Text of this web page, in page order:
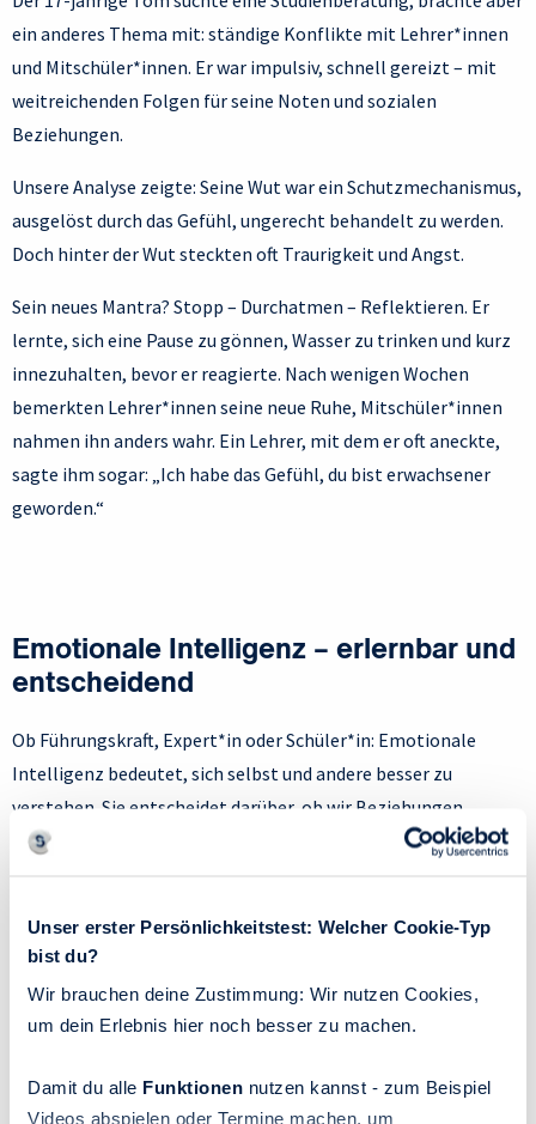
Unser erster Persönlichkeitstest: Welcher Cookie-Typ
bist du?
Wir brauchen deine Zustimmung: Wir nutzen Cookies,
um dein Erlebnis hier noch besser zu machen.
Damit du alle Funktionen nutzen kannst - zum Beispiel
Videos abspielen oder Termine machen, um
ein anderes Thema mit: ständige Konflikte mit Lehrer*innen
und Mitschüler*innen. Er war impulsiv, schnell gereizt – mit
weitreichenden Folgen für seine Noten und sozialen
Beziehungen.
Unsere Analyse zeigte: Seine Wut war ein Schutzmechanismus,
ausgelöst durch das Gefühl, ungerecht behandelt zu werden.
Doch hinter der Wut steckten oft Traurigkeit und Angst.
Sein neues Mantra? Stopp – Durchatmen – Reflektieren. Er
lernte, sich eine Pause zu gönnen, Wasser zu trinken und kurz
innezuhalten, bevor er reagierte. Nach wenigen Wochen
bemerkten Lehrer*innen seine neue Ruhe, Mitschüler*innen
nahmen ihn anders wahr. Ein Lehrer, mit dem er oft aneckte,
sagte ihm sogar: „Ich habe das Gefühl, du bist erwachsener
geworden.“
Emotionale Intelligenz – erlernbar und
entscheidend
Ob Führungskraft, Expert*in oder Schüler*in: Emotionale
Intelligenz bedeutet, sich selbst und andere besser zu
verstehen. Sie entscheidet darüber, ob wir Beziehungen
stärken oder sabotieren, ob wir Krisen als Herausforderung
Das Beste daran? Sie ist trainierbar. Wer an
Selbstwahrnehmung, Selbstregulation und Empathie
arbeitet, wird nicht nur erfolgreicher, sondern auch gelassener
und handlungsfähiger.